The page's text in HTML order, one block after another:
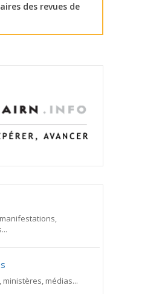
des revues de
ministères, médias...